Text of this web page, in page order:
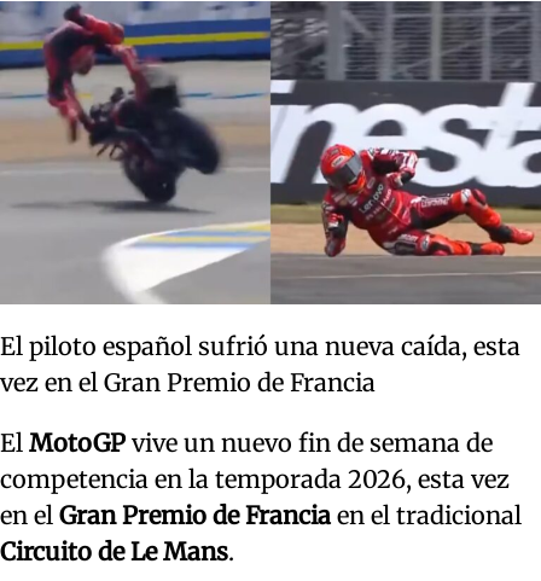
El piloto español sufrió una nueva caída, esta
vez en el Gran Premio de Francia
El MotoGP vive un nuevo fin de semana de
competencia en la temporada 2026, esta vez
en el Gran Premio de Francia en el tradicional
Circuito de Le Mans.